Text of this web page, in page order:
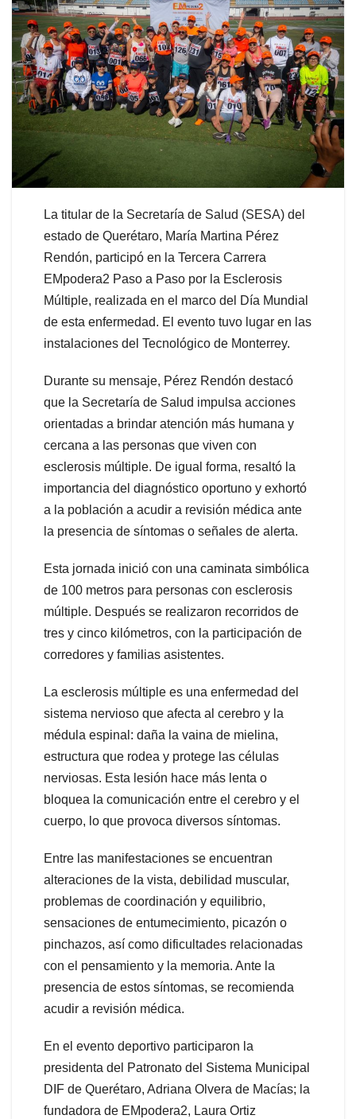
La titular de la Secretaría de Salud (SESA) del
estado de Querétaro, María Martina Pérez
Rendón, participó en la Tercera Carrera
EMpodera2 Paso a Paso por la Esclerosis
Múltiple, realizada en el marco del Día Mundial
de esta enfermedad. El evento tuvo lugar en las
instalaciones del Tecnológico de Monterrey.
Durante su mensaje, Pérez Rendón destacó
que la Secretaría de Salud impulsa acciones
orientadas a brindar atención más humana y
cercana a las personas que viven con
esclerosis múltiple. De igual forma, resaltó la
importancia del diagnóstico oportuno y exhortó
a la población a acudir a revisión médica ante
la presencia de síntomas o señales de alerta.
Esta jornada inició con una caminata simbólica
de 100 metros para personas con esclerosis
múltiple. Después se realizaron recorridos de
tres y cinco kilómetros, con la participación de
corredores y familias asistentes.
La esclerosis múltiple es una enfermedad del
sistema nervioso que afecta al cerebro y la
médula espinal: daña la vaina de mielina,
estructura que rodea y protege las células
nerviosas. Esta lesión hace más lenta o
bloquea la comunicación entre el cerebro y el
cuerpo, lo que provoca diversos síntomas.
Entre las manifestaciones se encuentran
alteraciones de la vista, debilidad muscular,
problemas de coordinación y equilibrio,
sensaciones de entumecimiento, picazón o
pinchazos, así como dificultades relacionadas
con el pensamiento y la memoria. Ante la
presencia de estos síntomas, se recomienda
acudir a revisión médica.
En el evento deportivo participaron la
presidenta del Patronato del Sistema Municipal
DIF de Querétaro, Adriana Olvera de Macías; la
fundadora de EMpodera2, Laura Ortiz